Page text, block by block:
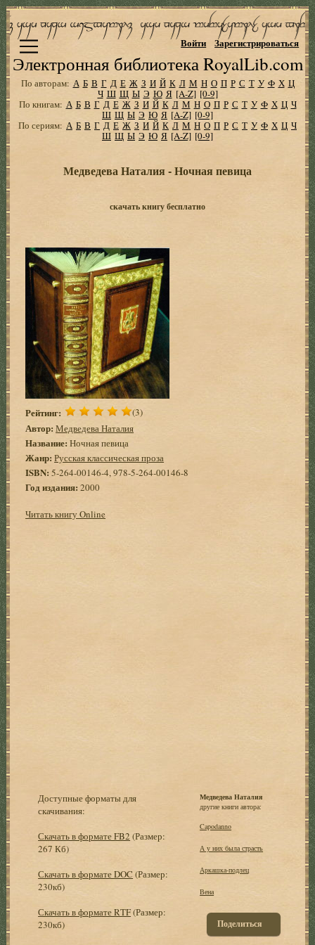
Электронная библиотека RoyalLib.com
Войти Зарегистрироваться
По авторам: А Б В Г Д Е Ж З И Й К Л М Н О П Р С Т У Ф Х Ц
Ч Ш Щ Ы Э Ю Я [A-Z] [0-9]
По книгам: А Б В Г Д Е Ж З И Й К Л М Н О П Р С Т У Ф Х Ц Ч
Ш Щ Ы Э Ю Я [A-Z] [0-9]
По сериям: А Б В Г Д Е Ж З И Й К Л М Н О П Р С Т У Ф Х Ц Ч
Ш Щ Ы Э Ю Я [A-Z] [0-9]
Медведева Наталия - Ночная певица
скачать книгу бесплатно
Рейтинг: (3)
Автор: Медведева Наталия
Название: Ночная певица
Жанр: Русская классическая проза
ISBN: 5-264-00146-4, 978-5-264-00146-8
Год издания: 2000
Читать книгу Online
Доступные форматы для
скачивания:
Скачать в формате FB2 (Размер:
267 Кб)
Скачать в формате DOC (Размер:
230кб)
Скачать в формате RTF(Размер:
230кб)
Медведева Наталия
другие книги автора:
Capodanno
А у них была страсть
Аркашка-подлец
Вена
Поделиться